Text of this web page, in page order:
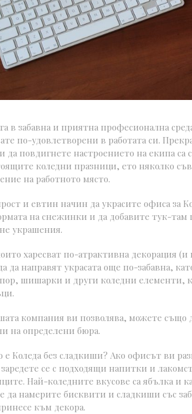
в забавна и приятна професионална
по-удовлетворени в работата си.
да повдигнете настроението на екипа са
коледни празници, ето няколко
на работното място.
и евтин начин да украсите офиса за
на снежинки и да добавите тук-там
украшения.
харесват по-атрактивна декорация (и
да направят украсата още по-забавна,
шишарки и други коледни елементи,
компания ви позволява, можете също
на определени бюра.
е Коледа без сладкиши? Ако офисът ви
се с подходящи напитки и
Най-коледните вкусове са ябълка и
да намерите бисквити и сладкиши със
към декора.